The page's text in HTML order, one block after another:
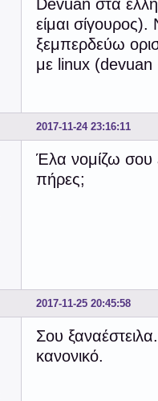
Devuan στα
είμαι
ξεμπερδεύω
με linux
2017-11-24 23:16:11
Έλα νομίζω σου
πήρες;
2017-11-25 20:45:58
Σου
κανονικό.